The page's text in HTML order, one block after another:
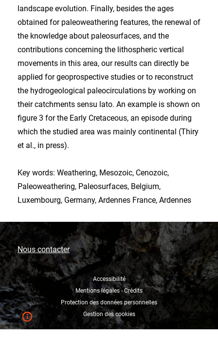
landscape evolution. Finally, besides the ages
obtained for paleoweathering features, the renewal of
the knowledge about paleosurfaces, and the
contributions concerning the lithospheric vertical
movements in this area, our results can directly be
applied for geoprospective studies or to reconstruct
the hydrogeological paleocirculations by working on
their catchments sensu lato. An example is shown on
figure 3 for the Early Cretaceous, an episode during
which the studied area was mainly continental (Thiry
et al., in press).
Key words: Weathering, Mesozoic, Cenozoic,
Paleoweathering, Paleosurfaces, Belgium,
Luxembourg, Germany, Ardennes France, Ardennes
Nous contacter
Accessibilité
Mentions légales - Crédits
Protection des données personnelles
Gestion des cookies